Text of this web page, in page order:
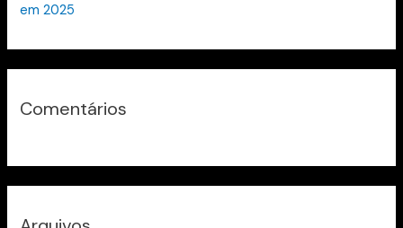
em 2025
Comentários